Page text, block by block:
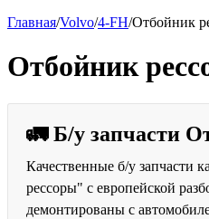
Главная/Volvo/4-FH/Отбойник
Отбойник
🚛 Б/у запчасти
Качественные б/у запчасти
рессоры" с европейской
демонтированы с